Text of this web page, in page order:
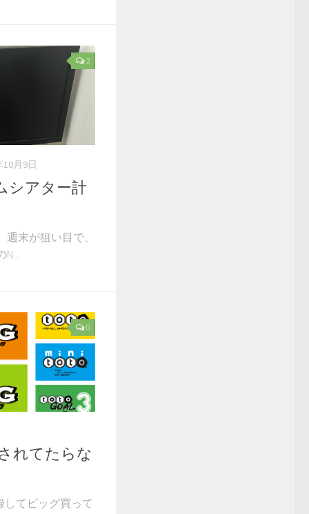
2
10月9日
シアター計
末が狙い目で、
0
れてたらな
してビッグ買って